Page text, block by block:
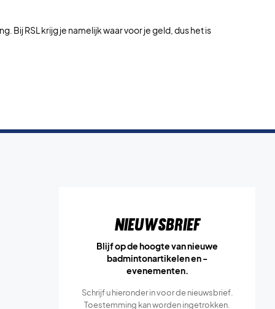
RSL krijg je namelijk waar voor je geld, dus het is
Nieuwsbrief
Blijf op de hoogte van nieuwe
badmintonartikelen en -
evenementen.
Schrijf u hieronder in voor de nieuwsbrief.
Toestemming kan worden ingetrokken.